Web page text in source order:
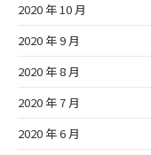
2020 年 10 月
2020 年 9 月
2020 年 8 月
2020 年 7 月
2020 年 6 月